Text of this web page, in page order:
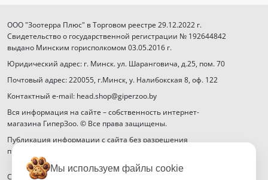
ООО "Зоотерра Плюс" в Торговом реестре 29.12.2022 г.
Свидетельство о государственной регистрации № 192644842
выдано Минским горисполкомом 03.05.2016 г.
Юридический адрес: г. Минск. ул. Шаранговича, д.25, пом. 70
Почтовый адрес: 220055, г.Минск, у. Налибокская 8, оф. 122
Контактный e-mail: head.shop@giperzoo.by
Вся информация на сайте – собственность интернет-
магазина ГиперЗоо. © Все права защищены.
Публикация информации с сайта без разрешения
правообладателя запрещена.
Способы оплаты
Мы используем файлы cookie